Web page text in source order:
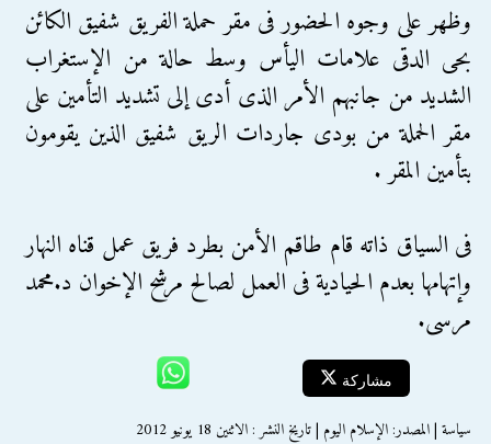
وظهر على وجوه الحضور فى مقر حملة الفريق شفيق الكائن
بحى الدقى علامات اليأس وسط حالة من الإستغراب
الشديد من جانبهم الأمر الذى أدى إلى تشديد التأمين على
مقر الحملة من بودى جاردات الريق شفيق الذين يقومون
بتأمين المقر .
فى السياق ذاته قام طاقم الأمن بطرد فريق عمل قناه النهار
وإتهامها بعدم الحيادية فى العمل لصالح مرشح الإخوان د.محمد
مرسى.
مشاركة
سياسة | المصدر: الإسلام اليوم | تاريخ النشر : الاثنين 18 يونيو 2012